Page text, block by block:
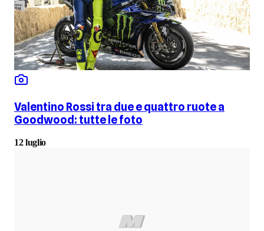
Valentino Rossi tra due e quattro ruote a
Goodwood: tutte le foto
12 luglio